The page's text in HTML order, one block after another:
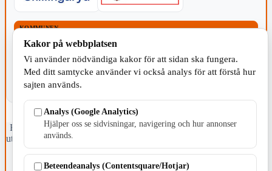
KOMMUNEN
Fristående webbtidningsföretag grundat 1991 som sedan 2002 ger
ut tidningen Skillingaryd.nu och 2010 lanserades Värnamo.nu. Från
april 2026 omfattar Skillingaryd.nu tre kommuner: Gnosjö,
Värnamo och Vaggeryds kommun.
Kakor på webbplatsen
Vi använder nödvändiga kakor för att sidan ska fungera.
Med ditt samtycke använder vi också analys för att förstå hur
sajten används.
Analys (Google Analytics)
Hjälper oss se sidvisningar, navigering och hur annonser
används.
Beteendeanalys (Contentsquare/Hotjar)